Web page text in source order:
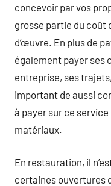
concevoir par vos
grosse partie du coût
d’œuvre. En plus de
également payer ses
entreprise, ses
important de aussi
à payer sur ce
matériaux.
En restauration, il
certaines ouvertures